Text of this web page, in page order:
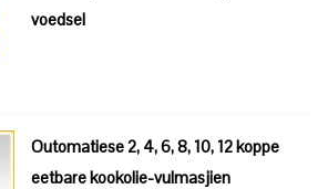
voedsel
Outomatiese 2, 4, 6, 8, 10, 12 koppe
eetbare kookolie-vulmasjien